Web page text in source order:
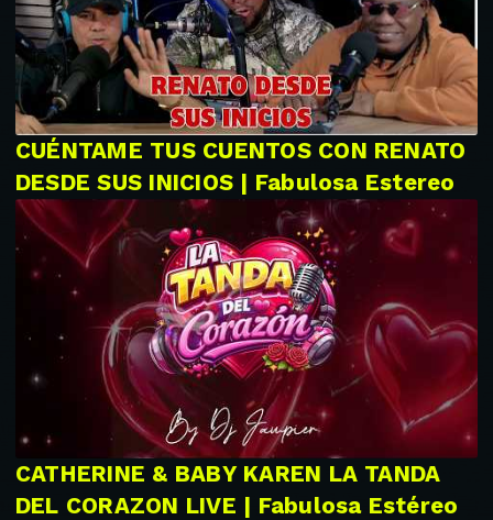
CUÉNTAME TUS CUENTOS CON RENATO
DESDE SUS INICIOS | Fabulosa Estereo
CATHERINE & BABY KAREN LA TANDA
DEL CORAZON LIVE | Fabulosa Estéreo